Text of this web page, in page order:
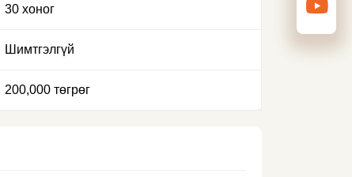
30 хоног
Шимтгэлгүй
200,000 төгрөг